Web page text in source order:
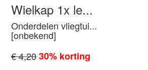
Wielkap 1x le...
Onderdelen vliegtui...
[onbekend]
€ 4,2030% korting